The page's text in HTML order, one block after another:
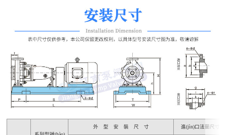
外 型 安 裝 尺 寸 進(jìn)口法蘭尺寸